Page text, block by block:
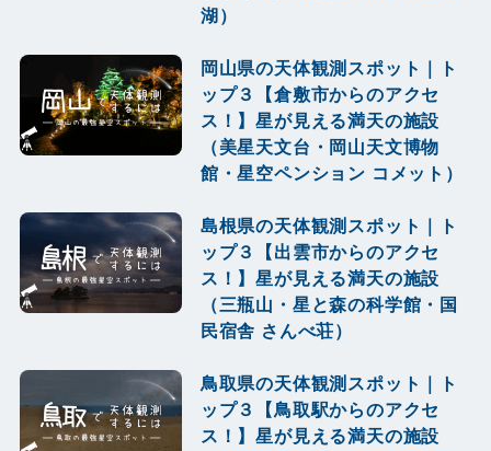
湖）
岡山県の天体観測スポット｜ト
ップ３【倉敷市からのアクセ
ス！】星が見える満天の施設
（美星天文台・岡山天文博物
館・星空ペンション コメット）
島根県の天体観測スポット｜ト
ップ３【出雲市からのアクセ
ス！】星が見える満天の施設
（三瓶山・星と森の科学館・国
民宿舎 さんべ荘）
鳥取県の天体観測スポット｜ト
ップ３【鳥取駅からのアクセ
ス！】星が見える満天の施設